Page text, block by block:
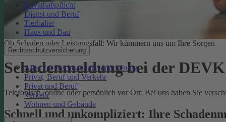
Privathaftpflicht
Dienst und Beruf
Tierhalter
Haus und Bau
Rechtsschutzversicherung
Alles zur Rechtsschutzversicherung
Privat, Beruf und Verkehr
Privat und Beruf
Verkehr
Wohnen und Gebäude
Ob Schaden oder Leistungsfall: Wir kümmern uns um Ihre Sorgen
Schadenmeldung bei der DEVK
Telefonisch, online oder persönlich vor Ort: Bei uns haben Sie
Schnell und unkompliziert: Ihre